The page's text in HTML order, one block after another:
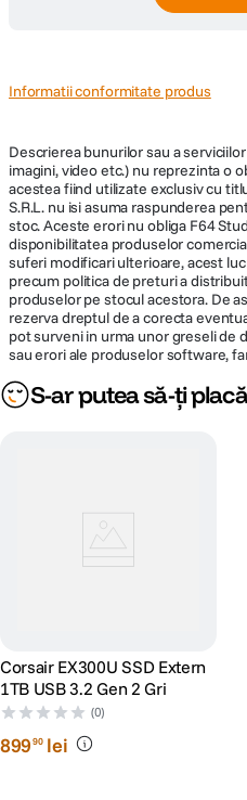
Informatii conformitate produs
Descrierea bunurilor sau a
imagini, video etc.) nu reprezinta o
acestea fiind utilizate exclusiv cu
S.R.L. nu isi asuma raspunderea
stoc. Aceste erori nu obliga F64
disponibilitatea produselor
suferi modificari ulterioare, acest
precum politica de preturi a
produselor pe stocul acestora. De
rezerva dreptul de a corecta
pot surveni in urma unor greseli de
sau erori ale produselor software,
S-ar putea să-ți
Corsair EX300U SSD Extern
1TB USB 3.2 Gen 2 Gri
(0)
89990 lei